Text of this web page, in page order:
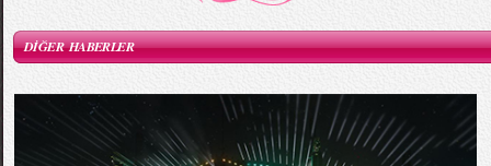
DİĞER HABERLER